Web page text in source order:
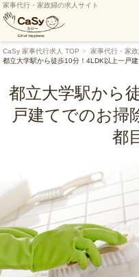
家事代行・家政婦の求人サイト
CaSy 家事代行求人 TOP 家事代行・家
都立大学駅から徒歩10分！4LDK以上一戸
都立大学駅から
戸建てでのお掃
都